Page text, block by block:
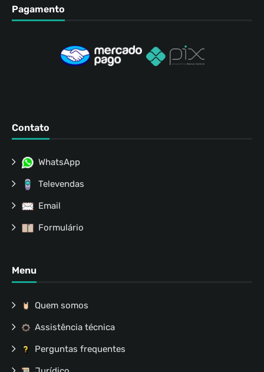
Pagamento
Contato
WhatsApp
Televendas
Email
Formulário
Menu
Quem somos
Assistência técnica
Perguntas frequentes